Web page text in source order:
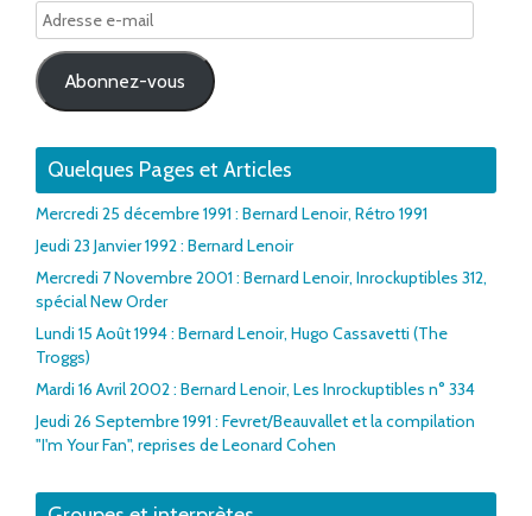
Adresse
e-
mail
Abonnez-vous
Quelques Pages et Articles
Mercredi 25 décembre 1991 : Bernard Lenoir, Rétro 1991
Jeudi 23 Janvier 1992 : Bernard Lenoir
Mercredi 7 Novembre 2001 : Bernard Lenoir, Inrockuptibles 312,
spécial New Order
Lundi 15 Août 1994 : Bernard Lenoir, Hugo Cassavetti (The
Troggs)
Mardi 16 Avril 2002 : Bernard Lenoir, Les Inrockuptibles n° 334
Jeudi 26 Septembre 1991 : Fevret/Beauvallet et la compilation
"I'm Your Fan", reprises de Leonard Cohen